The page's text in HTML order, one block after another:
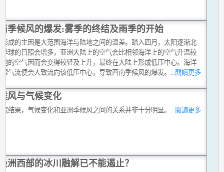
季候风的爆发:雾季的终结及雨季的开始
形成的主因是大范围海洋与陆地之间的温差。踏入四月，太阳逐渐北
半球的日照会增多，亚洲大陆上的空气会比相邻海洋上的空气升温较
地的空气因而会变得较轻及上升，最终在大陆上形成低压中心。海洋
气流便会大致流向该低压中心，导致西南季候风的爆发。 ...閱讀更多
风与气候变化
结果，气候变化和亚洲季候风之间的关系并非十分明显。 ...閱讀更多
洲西部的冰川融解已不能遏止？